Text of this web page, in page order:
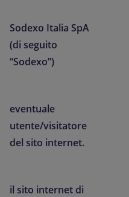
Sodexo Italia SpA
(di seguito
“Sodexo”)
eventuale
utente/visitatore
del sito internet.
il sito internet di